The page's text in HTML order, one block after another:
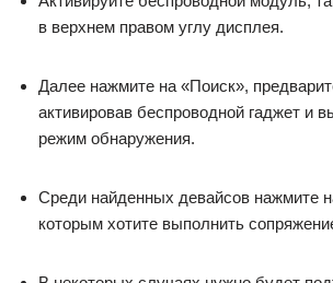
в верхнем правом углу дисплея.
Далее нажмите на «Поиск»,
активировав беспроводной гаджет и
режим обнаружения.
Среди найденных девайсов нажмите
которым хотите выполнить